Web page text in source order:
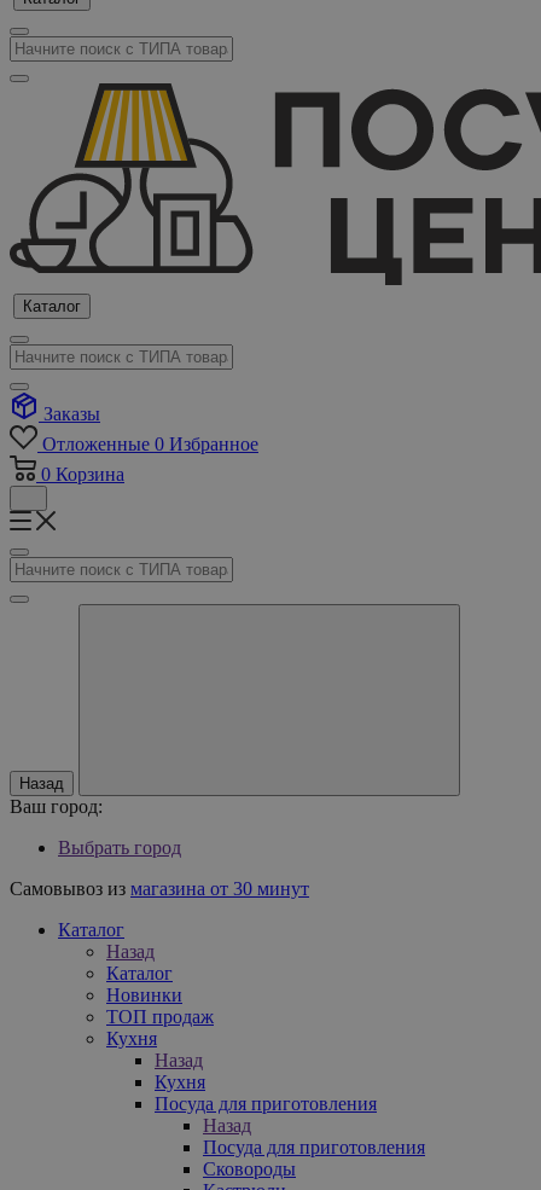
Каталог
Заказы
Отложенные 0 Избранное
0 Корзина
Назад
Ваш город:
Выбрать город
Самовывоз из магазина от 30 минут
Каталог
Назад
Каталог
Новинки
ТОП продаж
Кухня
Назад
Кухня
Посуда для приготовления
Назад
Посуда для приготовления
Сковороды